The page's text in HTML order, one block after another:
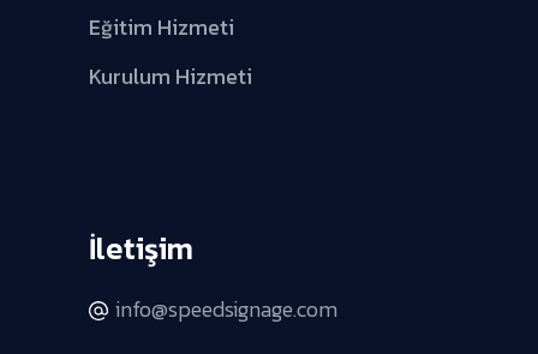
Eğitim Hizmeti
Kurulum Hizmeti
İletişim
info@speedsignage.com